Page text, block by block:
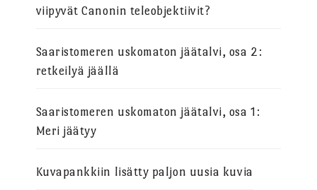
viipyvät Canonin teleobjektiivit?
Saaristomeren uskomaton jäätalvi, osa 2:
retkeilyä jäällä
Saaristomeren uskomaton jäätalvi, osa 1:
Meri jäätyy
Kuvapankkiin lisätty paljon uusia kuvia